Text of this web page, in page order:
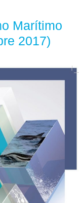
Marítimo
2017)